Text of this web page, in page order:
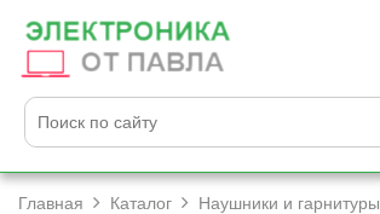
Главная Каталог Наушники и гарнитуры